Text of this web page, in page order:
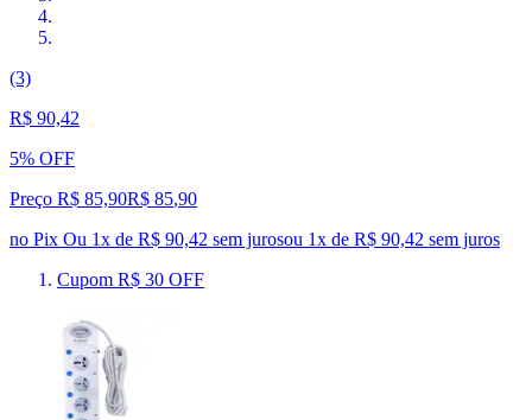
(3)
R$ 90,42
5% OFF
Preço R$ 85,90R$ 85,90
no Pix Ou 1x de R$ 90,42 sem jurosou 1x de R$ 90,42 sem juros
Cupom R$ 30 OFF